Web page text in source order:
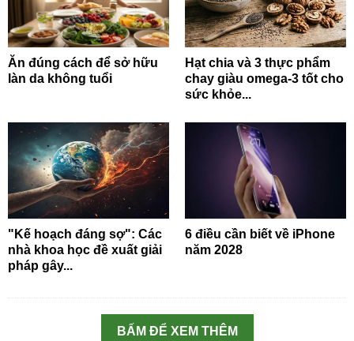
Ăn đúng cách để sở hữu
làn da không tuổi
Hạt chia và 3 thực phẩm
chay giàu omega-3 tốt cho
sức khỏe...
"Kế hoạch đáng sợ": Các
nhà khoa học đề xuất giải
pháp gây...
6 điều cần biết về iPhone
năm 2028
BẤM ĐỂ XEM THÊM